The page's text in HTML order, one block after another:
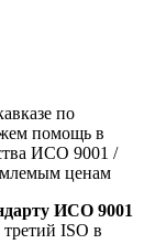
по
помощь в
ИСО 9001 /
ценам
ИСО 9001
ISO в